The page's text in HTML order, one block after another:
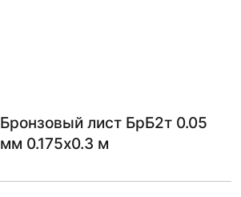
Бронзовый лист БрБ2т 0.05
мм 0.175х0.3 м